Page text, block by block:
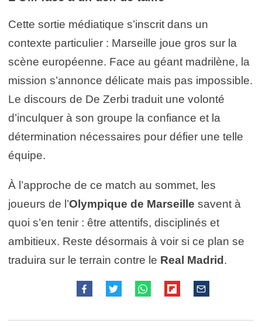
Cette sortie médiatique s’inscrit dans un
contexte particulier : Marseille joue gros sur la
scène européenne. Face au géant madrilène, la
mission s’annonce délicate mais pas impossible.
Le discours de De Zerbi traduit une volonté
d’inculquer à son groupe la confiance et la
détermination nécessaires pour défier une telle
équipe.
À l’approche de ce match au sommet, les
joueurs de l’Olympique de Marseille savent à
quoi s’en tenir : être attentifs, disciplinés et
ambitieux. Reste désormais à voir si ce plan se
traduira sur le terrain contre le Real Madrid .